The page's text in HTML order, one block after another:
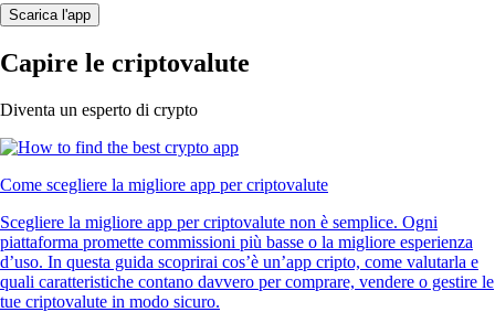
Scarica l'app
Capire le criptovalute
Diventa un esperto di crypto
Come scegliere la migliore app per criptovalute
Scegliere la migliore app per criptovalute non è semplice. Ogni
piattaforma promette commissioni più basse o la migliore esperienza
d’uso. In questa guida scoprirai cos’è un’app cripto, come valutarla e
quali caratteristiche contano davvero per comprare, vendere o gestire le
tue criptovalute in modo sicuro.